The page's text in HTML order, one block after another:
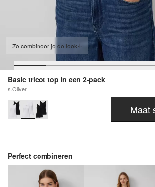
Zo combineer je de look
Basic tricot top in een 2-pack
s.Oliver
Maat
Perfect combineren